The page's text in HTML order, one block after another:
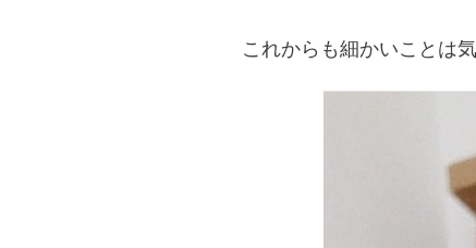
これからも細かいことは